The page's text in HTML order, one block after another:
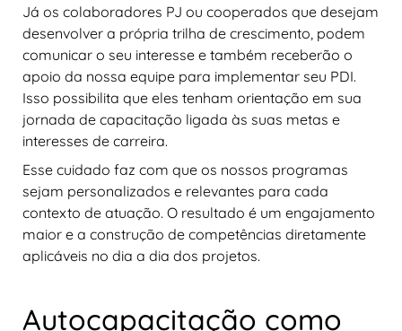
Já os colaboradores PJ ou cooperados que desejam
desenvolver a própria trilha de crescimento, podem
comunicar o seu interesse e também receberão o
apoio da nossa equipe para implementar seu PDI.
Isso possibilita que eles tenham orientação em sua
jornada de capacitação ligada às suas metas e
interesses de carreira.
Esse cuidado faz com que os nossos programas
sejam personalizados e relevantes para cada
contexto de atuação. O resultado é um engajamento
maior e a construção de competências diretamente
aplicáveis no dia a dia dos projetos.
Autocapacitação como